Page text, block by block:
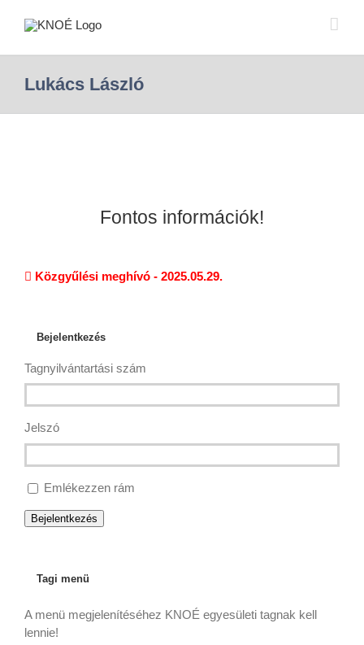
Lukács László
Fontos információk!
Közgyűlési meghívó - 2025.05.29.
Bejelentkezés
Tagnyilvántartási szám
Jelszó
Emlékezzen rám
Bejelentkezés
Tagi menü
A menü megjelenítéséhez KNOÉ egyesületi tagnak kell
lennie!